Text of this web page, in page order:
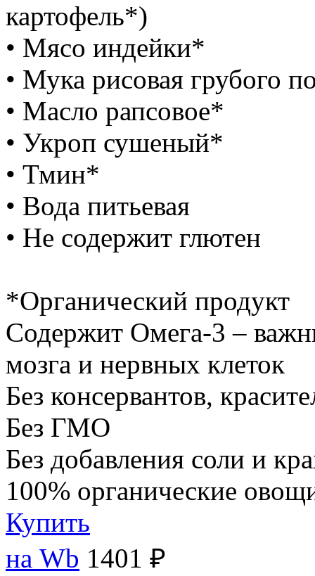
картофель*)
• Мясо индейки*
• Мука рисовая грубого
• Масло рапсовое*
• Укроп сушеный*
• Тмин*
• Вода питьевая
• Не содержит глютен
*Органический продукт
Содержит Омега-3 –
мозга и нервных клеток
Без консервантов,
Без ГМО
Без добавления соли и
100% органические
Купить
на Wb 1401 ₽